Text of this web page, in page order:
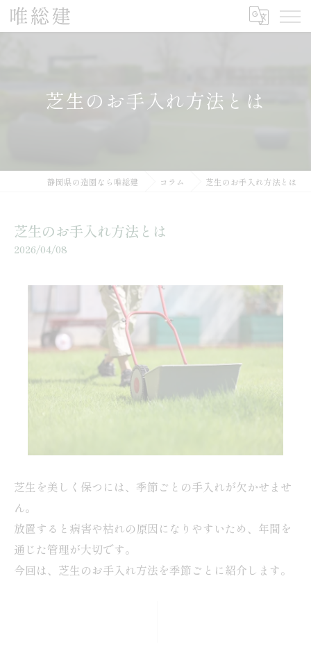
芝生のお手入れ方法とは
静岡県の造園なら唯総建 コラム 芝生のお手入れ方法とは
芝生のお手入れ方法とは
2026/04/08
芝生を美しく保つには、季節ごとの手入れが欠かせませ
ん。
放置すると病害や枯れの原因になりやすいため、年間を
通じた管理が大切です。
今回は、芝生のお手入れ方法を季節ごとに紹介します。